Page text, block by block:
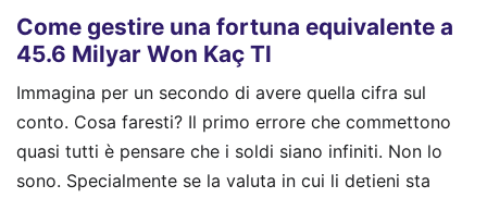
Come gestire una fortuna equivalente a
45.6 Milyar Won Kaç Tl
Immagina per un secondo di avere quella cifra sul
conto. Cosa faresti? Il primo errore che commettono
quasi tutti è pensare che i soldi siano infiniti. Non lo
sono. Specialmente se la valuta in cui li detieni sta